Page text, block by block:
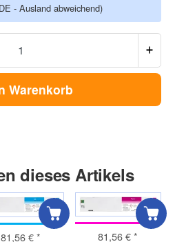
- Ausland abweichend)
Warenkorb
dieses Artikels
81,56 €* 81,56 €*